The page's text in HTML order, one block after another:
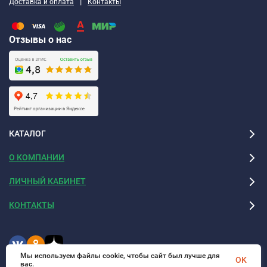
ФАСАД 90 - 15 кПа.
Плиты ЭКОВЕР ВЕНТ-ФАСАД являются негорючим
материалом, группа горючести – НГ (КМ0). Температура
плавления волокон более 1000°С. Безопасность продукции
подтверждена Экологическим сертификатом.
Отзывы о нас
КАТАЛОГ
О КОМПАНИИ
ЛИЧНЫЙ КАБИНЕТ
КОНТАКТЫ
Мы используем файлы cookie, чтобы сайт был лучше для
вас.
OK